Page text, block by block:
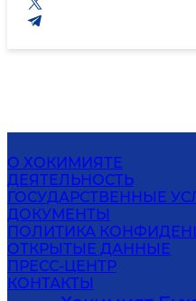
О ХОКИМИЯТЕ
ДЕЯТЕЛЬНОСТЬ
ГОСУДАРСТВЕННЫЕ
ДОКУМЕНТЫ
ПОЛИТИКА
ОТКРЫТЫЕ ДАННЫЕ
ПРЕСС-ЦЕНТР
КОНТАКТЫ